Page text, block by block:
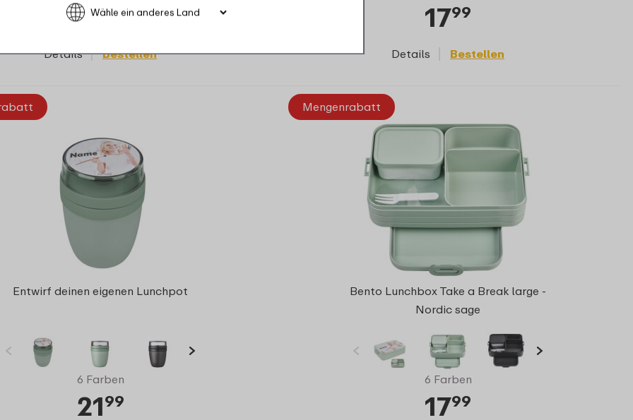
1799
Details Bestellen
1799
Details Bestellen
Entwirf deinen eigenen Lunchpot
6 Farben
2199
Mengenrabatt
Bento Lunchbox Take a Break large -
Nordic sage
6 Farben
1799